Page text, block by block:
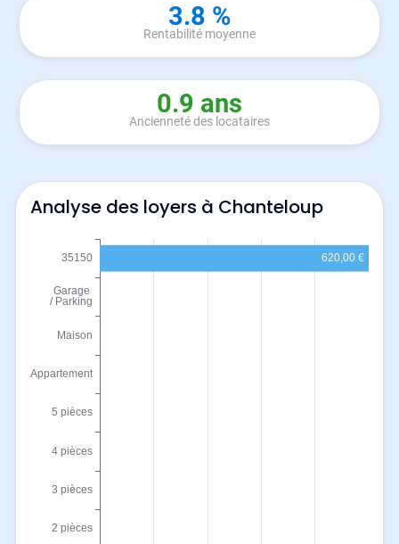
3.8 %
Rentabilité moyenne
0.9 ans
Ancienneté des locataires
Analyse des loyers à Chanteloup